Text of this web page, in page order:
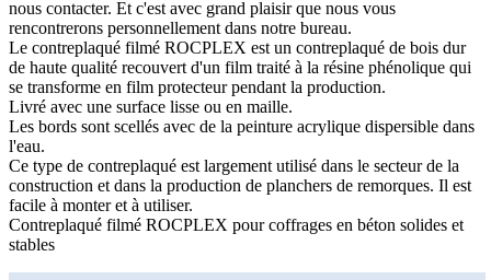
nous contacter. Et c'est avec grand plaisir que nous vous
rencontrerons personnellement dans notre bureau.
Le contreplaqué filmé ROCPLEX est un contreplaqué de bois dur
de haute qualité recouvert d'un film traité à la résine phénolique qui
se transforme en film protecteur pendant la production.
Livré avec une surface lisse ou en maille.
Les bords sont scellés avec de la peinture acrylique dispersible dans
l'eau.
Ce type de contreplaqué est largement utilisé dans le secteur de la
construction et dans la production de planchers de remorques. Il est
facile à monter et à utiliser.
Contreplaqué filmé ROCPLEX pour coffrages en béton solides et
stables